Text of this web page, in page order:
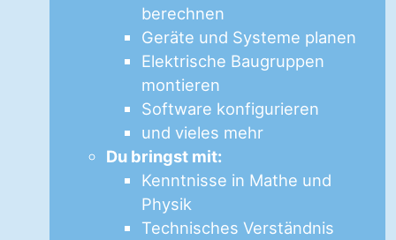
berechnen
Geräte und Systeme planen
Elektrische Baugruppen
montieren
Software konfigurieren
und vieles mehr
Du bringst mit:
Kenntnisse in Mathe und
Physik
Technisches Verständnis